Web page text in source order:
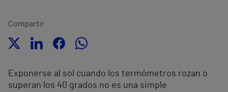
Compartir
Exponerse al sol cuando los termómetros rozan o
superan los 40 grados no es una simple